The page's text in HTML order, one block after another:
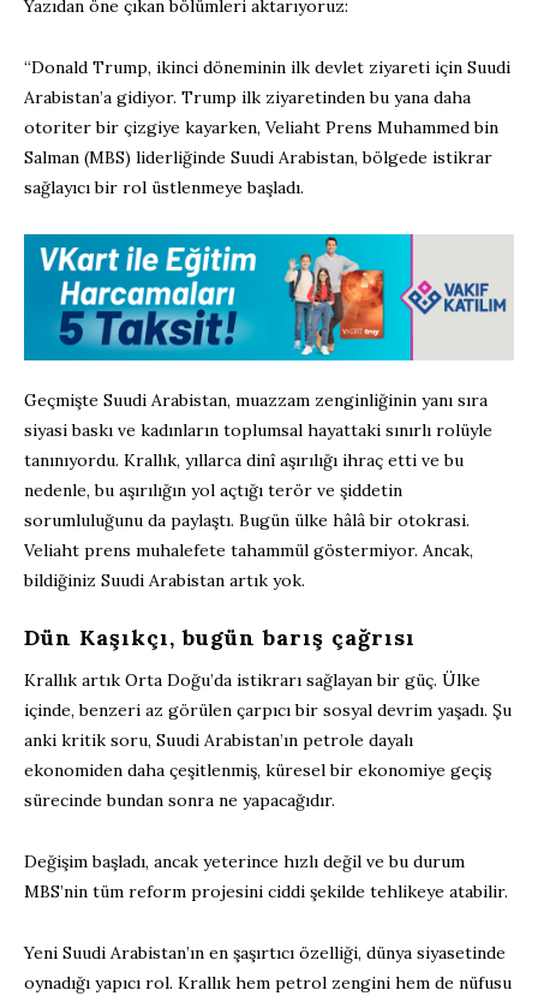
Yazıdan öne çıkan bölümleri aktarıyoruz:
“Donald Trump, ikinci döneminin ilk devlet ziyareti için Suudi
Arabistan’a gidiyor. Trump ilk ziyaretinden bu yana daha
otoriter bir çizgiye kayarken, Veliaht Prens Muhammed bin
Salman (MBS) liderliğinde Suudi Arabistan, bölgede istikrar
sağlayıcı bir rol üstlenmeye başladı.
Geçmişte Suudi Arabistan, muazzam zenginliğinin yanı sıra
siyasi baskı ve kadınların toplumsal hayattaki sınırlı rolüyle
tanınıyordu. Krallık, yıllarca dinî aşırılığı ihraç etti ve bu
nedenle, bu aşırılığın yol açtığı terör ve şiddetin
sorumluluğunu da paylaştı. Bugün ülke hâlâ bir otokrasi.
Veliaht prens muhalefete tahammül göstermiyor. Ancak,
bildiğiniz Suudi Arabistan artık yok.
Dün Kaşıkçı, bugün barış çağrısı
Krallık artık Orta Doğu’da istikrarı sağlayan bir güç. Ülke
içinde, benzeri az görülen çarpıcı bir sosyal devrim yaşadı. Şu
anki kritik soru, Suudi Arabistan’ın petrole dayalı
ekonomiden daha çeşitlenmiş, küresel bir ekonomiye geçiş
sürecinde bundan sonra ne yapacağıdır.
Değişim başladı, ancak yeterince hızlı değil ve bu durum
MBS’nin tüm reform projesini ciddi şekilde tehlikeye atabilir.
Yeni Suudi Arabistan’ın en şaşırtıcı özelliği, dünya siyasetinde
oynadığı yapıcı rol. Krallık hem petrol zengini hem de nüfusu